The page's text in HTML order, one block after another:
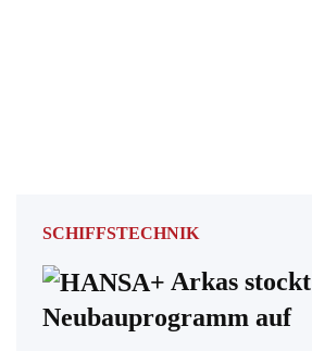
SCHIFFSTECHNIK
Arkas stockt
Neubauprogramm auf